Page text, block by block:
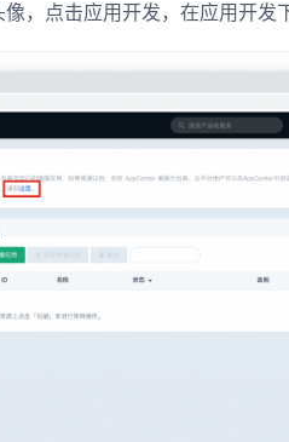
，点击应用开发，在应用开发